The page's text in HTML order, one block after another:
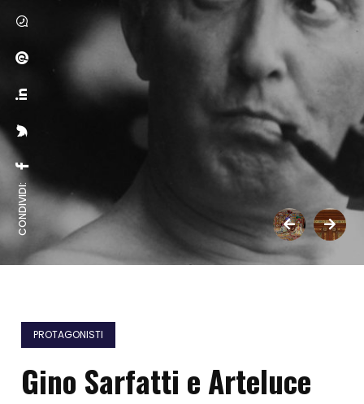
CONDIVIDI:
PROTAGONISTI
Gino Sarfatti e Arteluce